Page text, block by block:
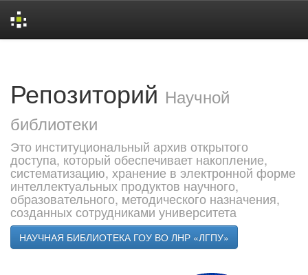
Репозиторий Научной
библиотеки
Это институциональный архив открытого
доступа, который обеспечивает накопление,
систематизацию, хранение в электронной форме
интеллектуальных продуктов научного,
образовательного, методического назначения,
созданных сотрудниками университета
НАУЧНАЯ БИБЛИОТЕКА ГОУ ВО ЛНР «ЛГПУ»